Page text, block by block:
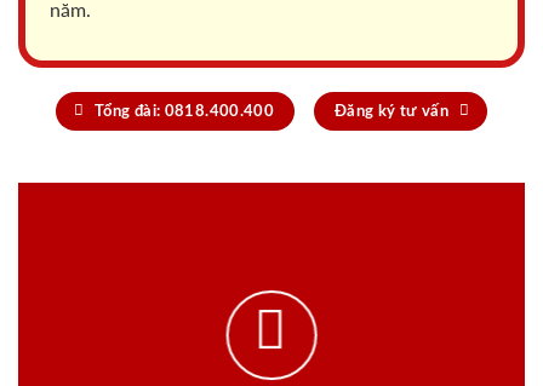
năm.
Tổng đài: 0818.400.400 Đăng ký tư vấn